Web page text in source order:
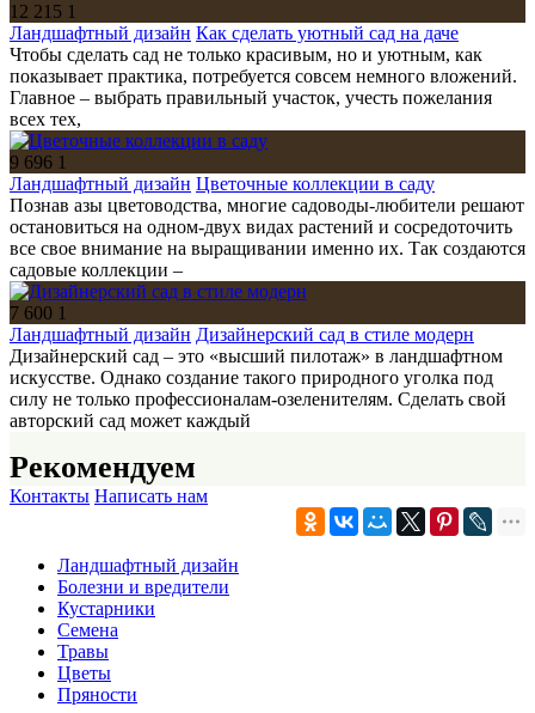
12 215 1
Ландшафтный дизайн Как сделать уютный сад на даче
Чтобы сделать сад не только красивым, но и уютным, как
показывает практика, потребуется совсем немного вложений.
Главное – выбрать правильный участок, учесть пожелания
всех тех,
9 696 1
Ландшафтный дизайн Цветочные коллекции в саду
Познав азы цветоводства, многие садоводы-любители решают
остановиться на одном-двух видах растений и сосредоточить
все свое внимание на выращивании именно их. Так создаются
садовые коллекции –
7 600 1
Ландшафтный дизайн Дизайнерский сад в стиле модерн
Дизайнерский сад – это «высший пилотаж» в ландшафтном
искусстве. Однако создание такого природного уголка под
силу не только профессионалам-озеленителям. Сделать свой
авторский сад может каждый
Рекомендуем
Контакты Написать нам
Ландшафтный дизайн
Болезни и вредители
Кустарники
Семена
Травы
Цветы
Пряности